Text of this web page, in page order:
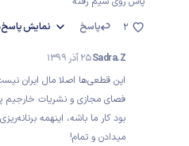
پاسخ
نمایش 2
Sadra.Z25 آذر 1399
این قطعی‌ها اصلا مال ایران
فصای مجازی و نشریات خارجیم
بود کار ما باشه، اینهمه
میدادن و تمام!